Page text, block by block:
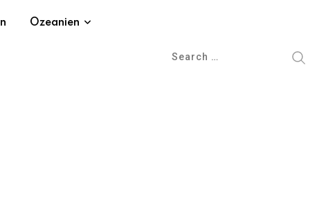
Ozeanien